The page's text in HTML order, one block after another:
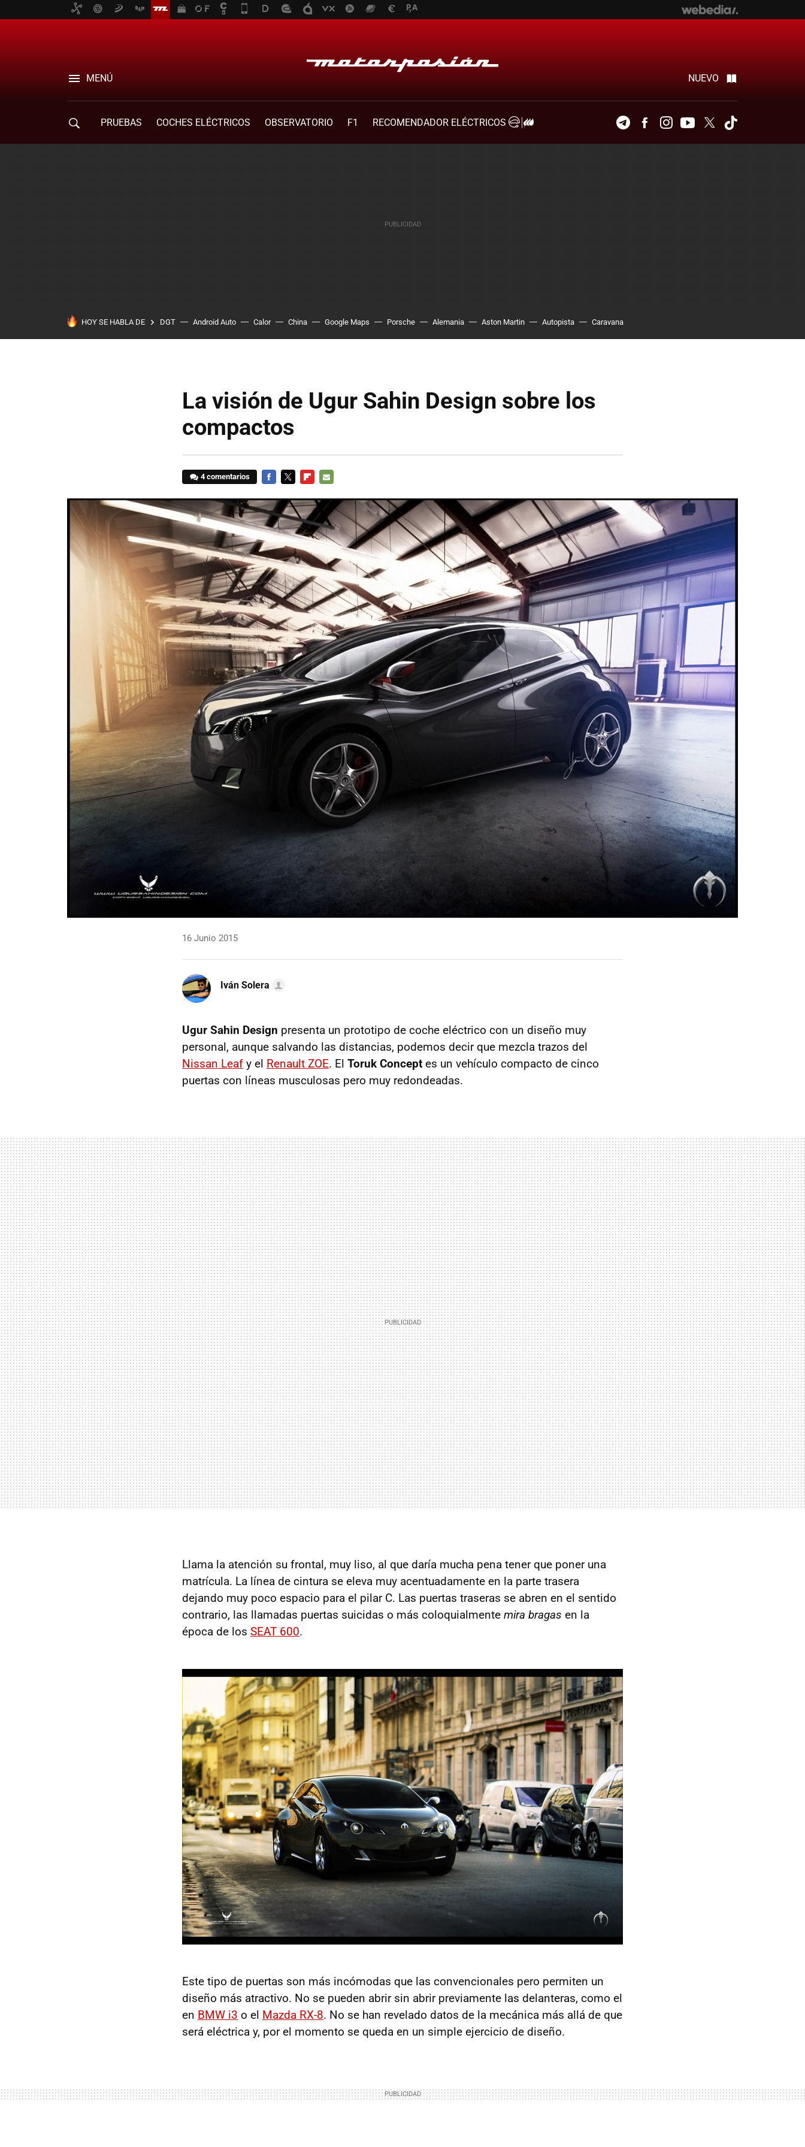
MENÚ NUEVO
PRUEBAS COCHES ELÉCTRICOS OBSERVATORIO F1
RECOMENDADOR ELÉCTRICOS
TelegramFacebookInstagramYoutubeTwitter
HOY SE HABLA DE DGT Android Auto Calor China Google Maps Porsche Alemania Aston Martin Autopista Caravana
La visión de Ugur Sahin Design sobre los
compactos
4 comentarios
MAIL
16 Junio 2015
Iván Solera
Ugur Sahin Design presenta un prototipo de coche eléctrico con un diseño muy
personal, aunque salvando las distancias, podemos decir que mezcla trazos del
Nissan Leaf y el Renault ZOE. El Toruk Concept es un vehículo compacto de cinco
puertas con líneas musculosas pero muy redondeadas.
Llama la atención su frontal, muy liso, al que daría mucha pena tener que poner una
matrícula. La línea de cintura se eleva muy acentuadamente en la parte trasera
dejando muy poco espacio para el pilar C. Las puertas traseras se abren en el sentido
contrario, las llamadas puertas suicidas o más coloquialmente mira bragas en la
época de los SEAT 600.
Este tipo de puertas son más incómodas que las convencionales pero permiten un
diseño más atractivo. No se pueden abrir sin abrir previamente las delanteras, como el
en BMW i3 o el Mazda RX-8. No se han revelado datos de la mecánica más allá de que
será eléctrica y, por el momento se queda en un simple ejercicio de diseño.